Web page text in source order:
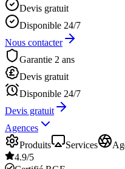
Devis gratuit
Disponible 24/7
Nous contacter
Garantie 2 ans
Devis gratuit
Disponible 24/7
Devis gratuit
Agences
Produits
Services
4.9/5